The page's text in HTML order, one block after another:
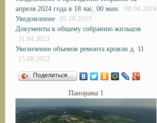
апреля 2024 года в 18 час. 00 мин.
08.04.2024
Уведомление 05.10.2023
Документы к общему собранию жильцов
11.04.2023
Увеличение объемов ремонта кровли д. 11
15.08.2022
Поделиться…
Панорама 1